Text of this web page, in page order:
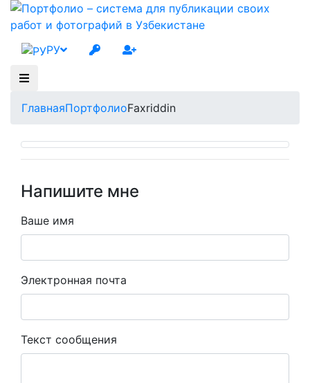
РУ
ГлавнаяПортфолиоFaxriddin
Напишите мне
Ваше имя
Электронная почта
Текст сообщения